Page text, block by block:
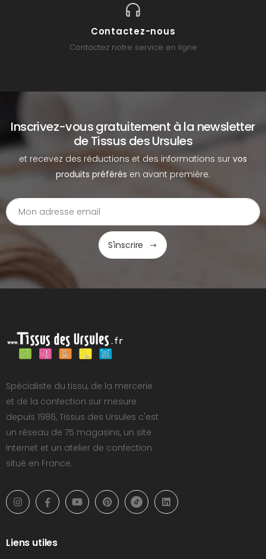
Contactez-nous
Contactez notre service en ligne
Inscrivez-vous gratuitement à la newsletter
de Tissus des Ursules
et recevez des réductions et des informations sur vos
produits préférés en avant première.
S'inscrire
Spécialiste du tissu, de la mercerie
et de la confection sur mesure
depuis 1986, Tissus des Ursules c'est
un réseau de 75 magasins, un site
Internet et un atelier de confection
situé en France.
Liens utiles